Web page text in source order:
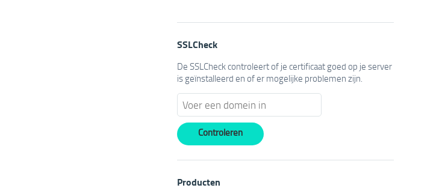
SSLCheck
De SSLCheck controleert of je certificaat goed op je server
is geïnstalleerd en of er mogelijke problemen zijn.
Producten